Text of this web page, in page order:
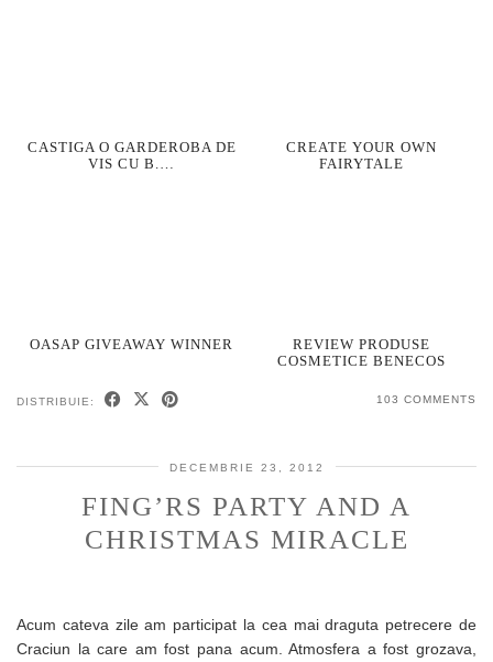
CASTIGA O GARDEROBA DE
VIS CU B.…
CREATE YOUR OWN
FAIRYTALE
OASAP GIVEAWAY WINNER
REVIEW PRODUSE
COSMETICE BENECOS
DISTRIBUIE: 103 COMMENTS
DECEMBRIE 23, 2012
FING’RS PARTY AND A
CHRISTMAS MIRACLE
Acum cateva zile am participat la cea mai draguta petrecere de
Craciun la care am fost pana acum. Atmosfera a fost grozava,